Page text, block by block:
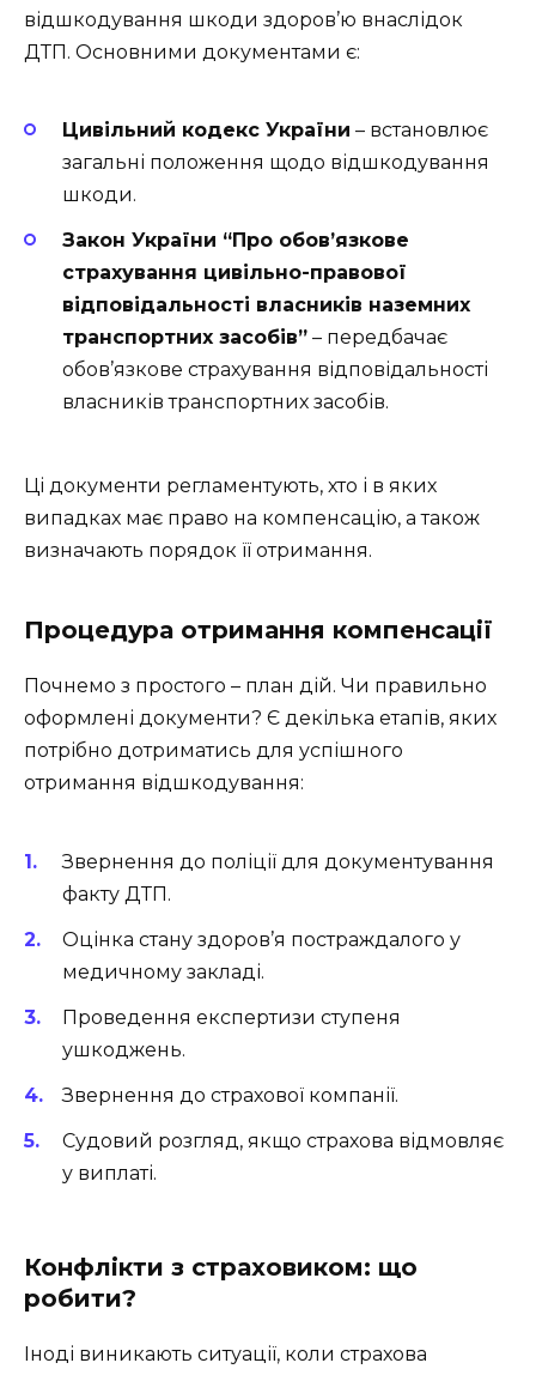
відшкодування шкоди здоров’ю внаслідок
ДТП. Основними документами є:
Цивільний кодекс України – встановлює
загальні положення щодо відшкодування
шкоди.
Закон України “Про обов’язкове
страхування цивільно-правової
відповідальності власників наземних
транспортних засобів” – передбачає
обов’язкове страхування відповідальності
власників транспортних засобів.
Ці документи регламентують, хто і в яких
випадках має право на компенсацію, а також
визначають порядок її отримання.
Процедура отримання компенсації
Почнемо з простого – план дій. Чи правильно
оформлені документи? Є декілька етапів, яких
потрібно дотриматись для успішного
отримання відшкодування:
Звернення до поліції для документування
факту ДТП.
Оцінка стану здоров’я постраждалого у
медичному закладі.
Проведення експертизи ступеня
ушкоджень.
Звернення до страхової компанії.
Судовий розгляд, якщо страхова відмовляє
у виплаті.
Конфлікти з страховиком: що
робити?
Іноді виникають ситуації, коли страхова